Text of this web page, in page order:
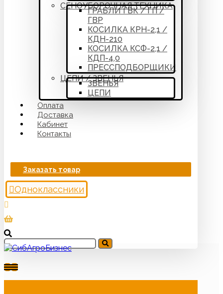
СЕНОУБОРОЧНАЯ ТЕХНИКА
ГРАБЛИ ГВК / ГП /
ГВР
КОСИЛКА КРН-2,1 /
КДН-210
КОСИЛКА КСФ-2,1 /
КДП-4,0
ПРЕССПОДБОРЩИКИ
ЦЕПИ / ЗВЕНЬЯ
ЗВЕНЬЯ
ЦЕПИ
Оплата
Доставка
Кабинет
Контакты
Заказать товар
Одноклассники